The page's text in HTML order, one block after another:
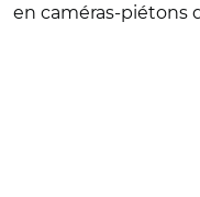
en caméras-piétons